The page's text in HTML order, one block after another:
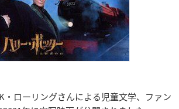
・ローリングさんによる児童文学、ファン